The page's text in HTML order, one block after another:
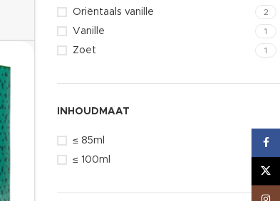
Oriëntaals vanille 2
Vanille 1
Zoet 1
INHOUDMAAT
≤ 85ml 4
≤ 100ml 21